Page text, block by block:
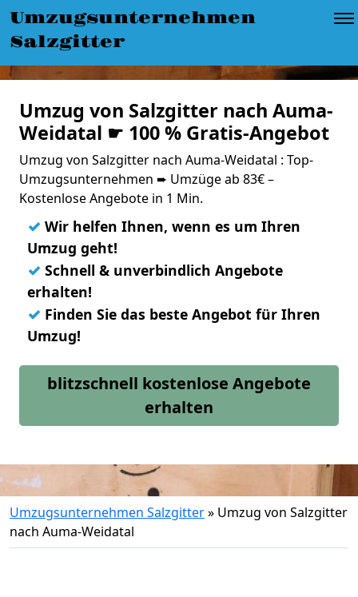
Umzugsunternehmen
Salzgitter
Umzug von Salzgitter nach Auma-
Weidatal ☛ 100 % Gratis-Angebot
Umzug von Salzgitter nach Auma-Weidatal : Top-
Umzugsunternehmen ➨ Umzüge ab 83€ –
Kostenlose Angebote in 1 Min.
✓ Wir helfen Ihnen, wenn es um Ihren
Umzug geht!
✓ Schnell & unverbindlich Angebote
erhalten!
✓ Finden Sie das beste Angebot für Ihren
Umzug!
blitzschnell kostenlose Angebote
erhalten
Umzugsunternehmen Salzgitter» Umzug von Salzgitter
nach Auma-Weidatal